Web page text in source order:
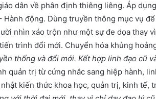
dân về phân định thiêng liêng. Áp
động. Dùng truyền thông mục vụ
nhìn xáo trộn như một sự đe dọa thay
trình đổi mới. Chuyển hóa khủng
thống và đổi mới. Kết hợp linh đạo cũ
quản trị từ cứng nhắc sang hiệp hành,
kiến thức khoa học, quản trị, kinh tế,